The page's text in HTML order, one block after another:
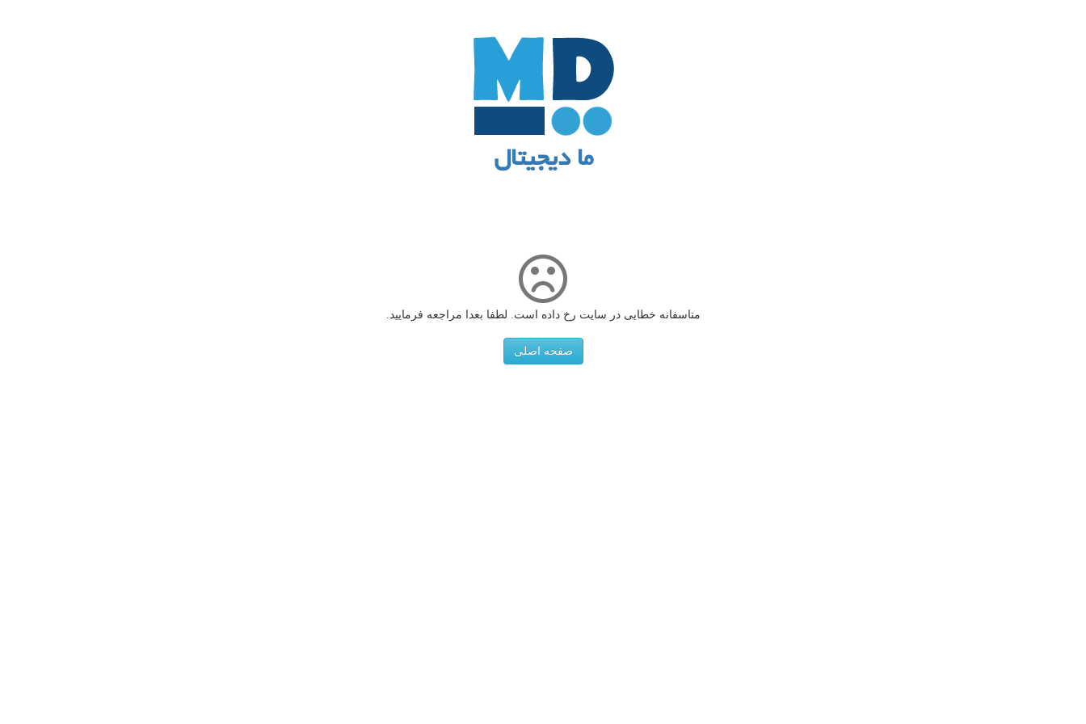
ما دیجیتال
متاسفانه خطایی در سایت رخ داده است. لطفا بعدا مراجعه فرمایید.
صفحه اصلی